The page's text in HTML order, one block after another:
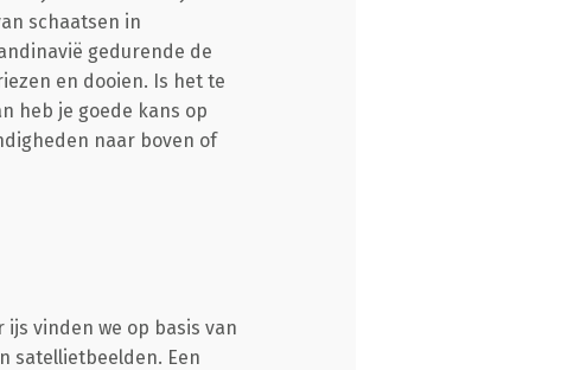
schaatsen in
gedurende de
en dooien. Is het te
heb je goede kans op
naar boven of
vinden we op basis van
satellietbeelden. Een